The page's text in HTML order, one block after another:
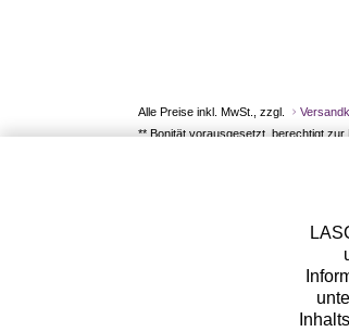
Alle Preise inkl. MwSt., zzgl.
** Bonität vorausgesetzt, berechtigt zur